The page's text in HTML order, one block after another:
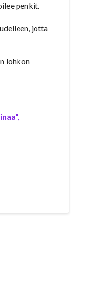
penkit.
jotta
lohkon